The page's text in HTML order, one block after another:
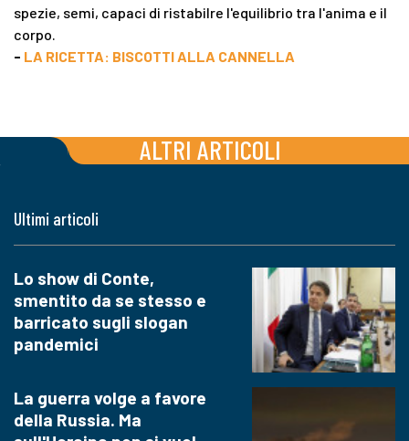
spezie, semi, capaci di ristabilre l'equilibrio tra l'anima e il
corpo.
- LA RICETTA: BISCOTTI ALLA CANNELLA
ALTRI ARTICOLI
Ultimi articoli
Lo show di Conte,
smentito da se stesso e
barricato sugli slogan
pandemici
La guerra volge a favore
della Russia. Ma